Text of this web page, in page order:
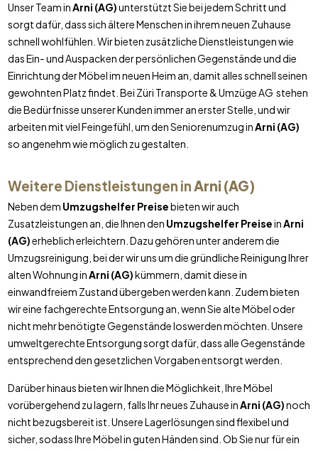
Unser Team inArni (AG)unterstützt Sie bei jedem Schritt und
sorgt dafür, dass sich ältere Menschen in ihrem neuen Zuhause
schnell wohlfühlen. Wir bieten zusätzliche Dienstleistungen wie
das Ein- und Auspacken der persönlichen Gegenstände und die
Einrichtung der Möbel im neuen Heim an, damit alles schnell seinen
gewohnten Platz findet. Bei Züri Transporte & Umzüge AG stehen
die Bedürfnisse unserer Kunden immer an erster Stelle, und wir
arbeiten mit viel Feingefühl, um den Seniorenumzug inArni (AG)
so angenehm wie möglich zu gestalten.
Weitere Dienstleistungen inArni (AG)
Neben dem Umzugshelfer Preisebieten wir auch
Zusatzleistungen an, die Ihnen den Umzugshelfer PreiseinArni
(AG)erheblich erleichtern. Dazu gehören unter anderem die
Umzugsreinigung, bei der wir uns um die gründliche Reinigung Ihrer
alten Wohnung inArni (AG)kümmern, damit diese in
einwandfreiem Zustand übergeben werden kann. Zudem bieten
wir eine fachgerechte Entsorgung an, wenn Sie alte Möbel oder
nicht mehr benötigte Gegenstände loswerden möchten. Unsere
umweltgerechte Entsorgung sorgt dafür, dass alle Gegenstände
entsprechend den gesetzlichen Vorgaben entsorgt werden.
Darüber hinaus bieten wir Ihnen die Möglichkeit, Ihre Möbel
vorübergehend zu lagern, falls Ihr neues Zuhause inArni (AG)noch
nicht bezugsbereit ist. Unsere Lagerlösungen sind flexibel und
sicher, sodass Ihre Möbel in guten Händen sind. Ob Sie nur für ein